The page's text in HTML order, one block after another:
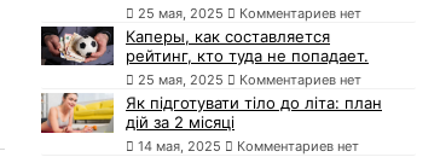
25 мая, 2025 Комментариев нет
Каперы, как составляется
рейтинг, кто туда не попадает.
25 мая, 2025 Комментариев нет
Як підготувати тіло до літа: план
дій за 2 місяці
14 мая, 2025 Комментариев нет